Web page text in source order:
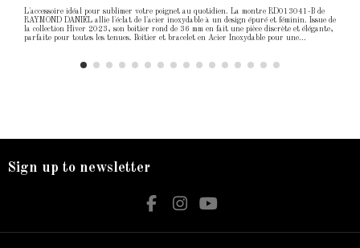
L'accessoire idéal pour sublimer votre poignet au quotidien. La montre RD013041-B de
RAYMOND DANIEL allie l'éclat de l'acier inoxydable à un design épuré et féminin. Issue de
la collection Hiver 2023, son boîtier rond de 36 mm en fait une pièce discrète et élégante,
parfaite pour toutes les tenues. Boîtier et bracelet en Acier Inoxydable pour une...
Sign up to newsletter